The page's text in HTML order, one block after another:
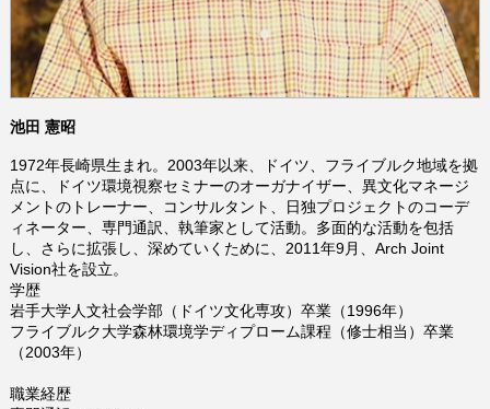
池田 憲昭
1972年長崎県生まれ。2003年以来、ドイツ、フライブルク地域を拠
点に、ドイツ環境視察セミナーのオーガナイザー、異文化マネージ
メントのトレーナー、コンサルタント、日独プロジェクトのコーデ
ィネーター、専門通訳、執筆家として活動。多面的な活動を包括
し、さらに拡張し、深めていくために、2011年9月、Arch Joint
Vision社を設立。
学歴
岩手大学人文社会学部（ドイツ文化専攻）卒業（1996年）
フライブルク大学森林環境学ディプローム課程（修士相当）卒業
（2003年）
職業経歴